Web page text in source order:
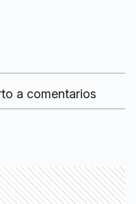
a comentarios